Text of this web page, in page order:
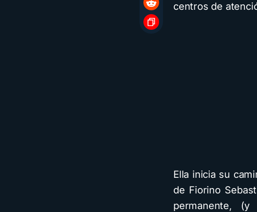
centros de
Ella inicia su
de Fiorino
permanente,